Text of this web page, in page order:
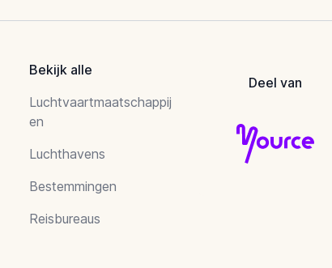
Bekijk alle
Luchtvaartmaatschappij
en
Luchthavens
Bestemmingen
Reisbureaus
Deel van